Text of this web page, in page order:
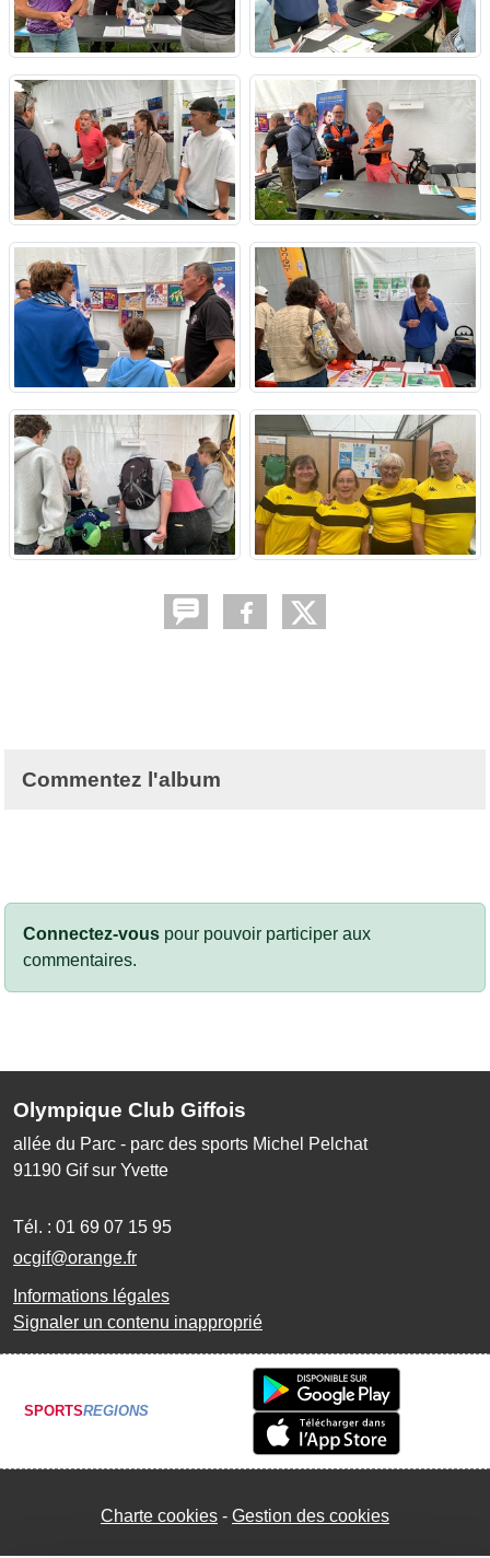
Commentez l'album
Connectez-vous pour pouvoir participer aux
commentaires.
Olympique Club Giffois
allée du Parc - parc des sports Michel Pelchat
91190 Gif sur Yvette
Tél. : 01 69 07 15 95
ocgif@orange.fr
Informations légales
Signaler un contenu inapproprié
SPORTSREGIONS
Charte cookies Gestion des cookies